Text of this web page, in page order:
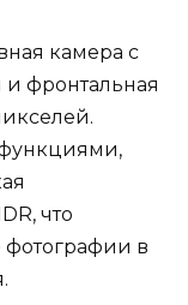
камера с
фронтальная
что
фотографии в